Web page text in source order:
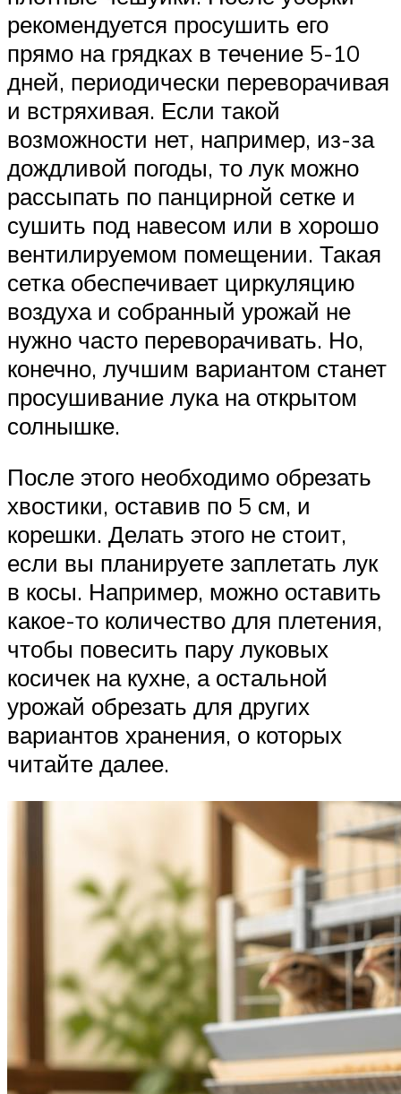
рекомендуется просушить его
прямо на грядках в течение 5-10
дней, периодически переворачивая
и встряхивая. Если такой
возможности нет, например, из-за
дождливой погоды, то лук можно
рассыпать по панцирной сетке и
сушить под навесом или в хорошо
вентилируемом помещении. Такая
сетка обеспечивает циркуляцию
воздуха и собранный урожай не
нужно часто переворачивать. Но,
конечно, лучшим вариантом станет
просушивание лука на открытом
солнышке.
После этого необходимо обрезать
хвостики, оставив по 5 см, и
корешки. Делать этого не стоит,
если вы планируете заплетать лук
в косы. Например, можно оставить
какое-то количество для плетения,
чтобы повесить пару луковых
косичек на кухне, а остальной
урожай обрезать для других
вариантов хранения, о которых
читайте далее.